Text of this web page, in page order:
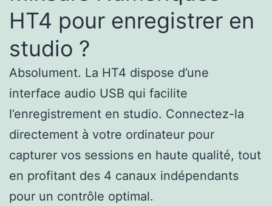
HT4 pour enregistrer en
studio ?
Absolument. La HT4 dispose d’une
interface audio USB qui facilite
l’enregistrement en studio. Connectez-la
directement à votre ordinateur pour
capturer vos sessions en haute qualité, tout
en profitant des 4 canaux indépendants
pour un contrôle optimal.